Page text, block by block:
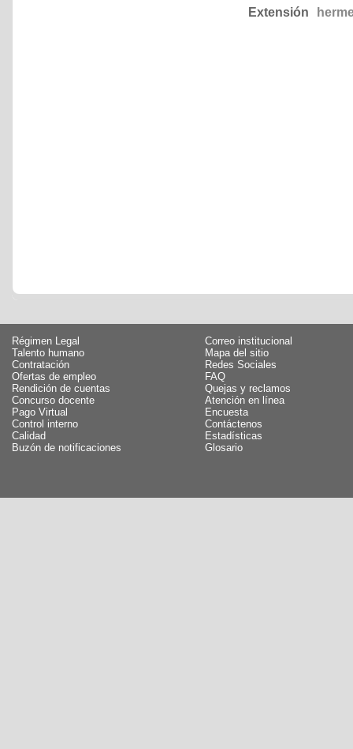
Extensión
Régimen Legal
Talento humano
Contratación
Ofertas de empleo
Rendición de cuentas
Concurso docente
Pago Virtual
Control interno
Calidad
Buzón de notificaciones
Correo institucional
Mapa del sitio
Redes Sociales
FAQ
Quejas y reclamos
Atención en línea
Encuesta
Contáctenos
Estadísticas
Glosario